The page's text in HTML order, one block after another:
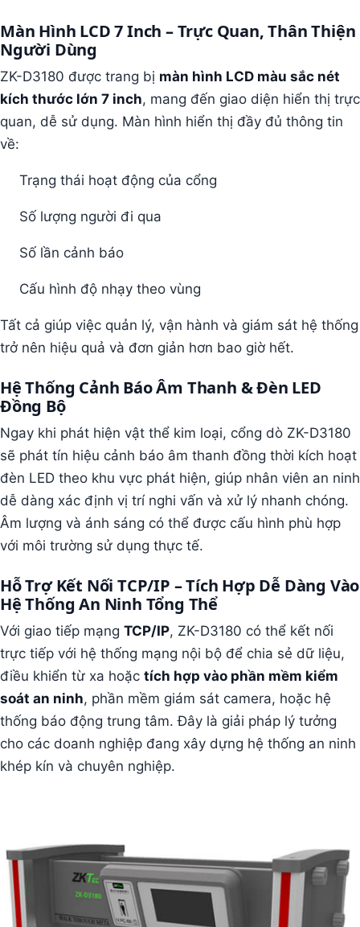
Màn Hình LCD 7 Inch – Trực Quan, Thân Thiện
Người Dùng
ZK-D3180 được trang bị màn hình LCD màu sắc nét
kích thước lớn 7 inch, mang đến giao diện hiển thị trực
quan, dễ sử dụng. Màn hình hiển thị đầy đủ thông tin
về:
Trạng thái hoạt động của cổng
Số lượng người đi qua
Số lần cảnh báo
Cấu hình độ nhạy theo vùng
Tất cả giúp việc quản lý, vận hành và giám sát hệ thống
trở nên hiệu quả và đơn giản hơn bao giờ hết.
Hệ Thống Cảnh Báo Âm Thanh & Đèn LED
Đồng Bộ
Ngay khi phát hiện vật thể kim loại, cổng dò ZK-D3180
sẽ phát tín hiệu cảnh báo âm thanh đồng thời kích hoạt
đèn LED theo khu vực phát hiện, giúp nhân viên an ninh
dễ dàng xác định vị trí nghi vấn và xử lý nhanh chóng.
Âm lượng và ánh sáng có thể được cấu hình phù hợp
với môi trường sử dụng thực tế.
Hỗ Trợ Kết Nối TCP/IP – Tích Hợp Dễ Dàng Vào
Hệ Thống An Ninh Tổng Thể
Với giao tiếp mạng TCP/IP, ZK-D3180 có thể kết nối
trực tiếp với hệ thống mạng nội bộ để chia sẻ dữ liệu,
điều khiển từ xa hoặc tích hợp vào phần mềm kiểm
soát an ninh, phần mềm giám sát camera, hoặc hệ
thống báo động trung tâm. Đây là giải pháp lý tưởng
cho các doanh nghiệp đang xây dựng hệ thống an ninh
khép kín và chuyên nghiệp.